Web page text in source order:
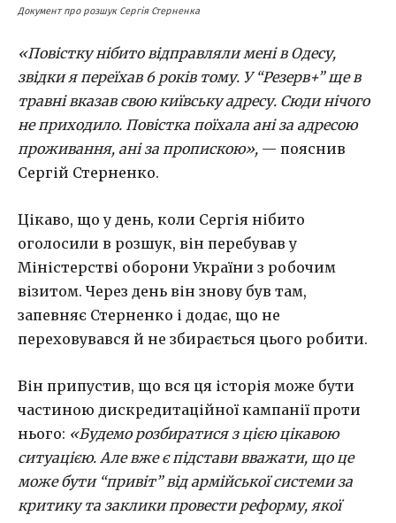
Документ про розшук Сергія Стерненка
«Повістку нібито відправляли мені в Одесу,
звідки я переїхав 6 років тому. У “Резерв+” ще в
травні вказав свою київську адресу. Сюди нічого
не приходило. Повістка поїхала ані за адресою
проживання, ані за пропискою», — пояснив
Сергій Стерненко.
Цікаво, що у день, коли Сергія нібито
оголосили в розшук, він перебував у
Міністерстві оборони України з робочим
візитом. Через день він знову був там,
запевняє Стерненко і додає, що не
переховувався й не збирається цього робити.
Він припустив, що вся ця історія може бути
частиною дискредитаційної кампанії проти
нього: «Будемо розбиратися з цією цікавою
ситуацією. Але вже є підстави вважати, що це
може бути “привіт” від армійської системи за
критику та заклики провести реформу, якої